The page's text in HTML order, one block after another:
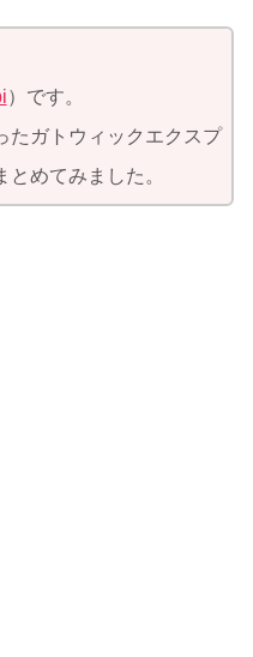
）です。
たガトウィックエクスプ
めてみました。